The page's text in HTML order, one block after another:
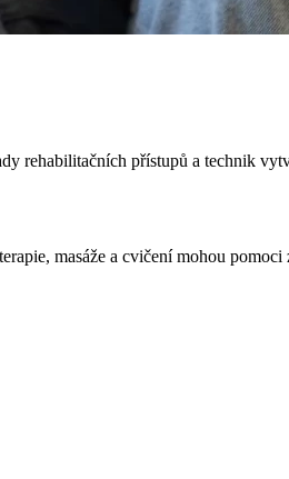
rehabilitačních přístupů a technik
masáže a cvičení mohou